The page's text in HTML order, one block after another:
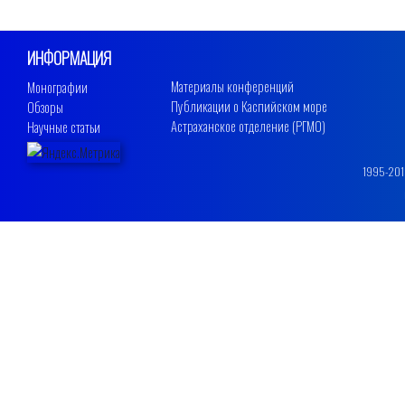
ИНФОРМАЦИЯ
Монографии
Обзоры
Научные статьи
Материалы конференций
Публикации о Каспийском море
Астраханское отделение (РГМО)
1995-